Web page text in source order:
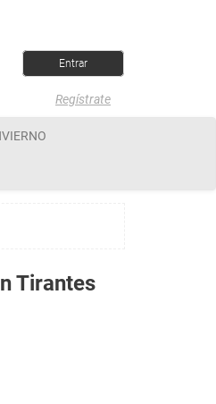
Regístrate
Tirantes